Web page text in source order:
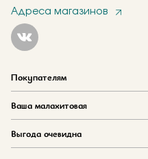
Адреса магазинов
Покупателям
Ваша малахитовая
Где купить
Выгода очевидна